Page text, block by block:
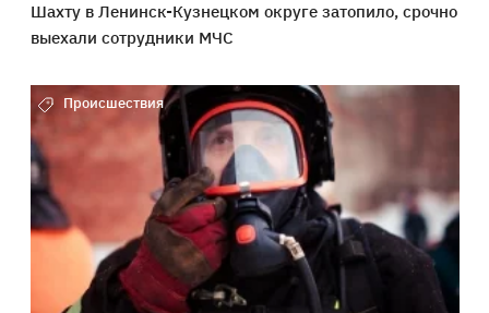
Шахту в Ленинск-Кузнецком округе затопило, срочно
выехали сотрудники МЧС
Происшествия